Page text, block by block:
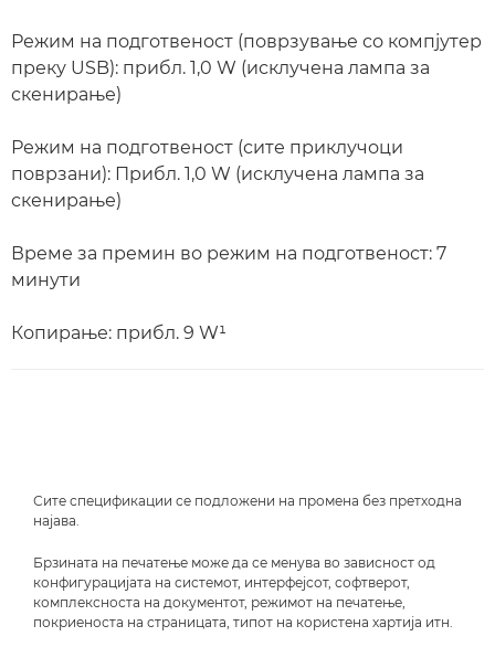
Режим на подготвеност (поврзување со компјутер
преку USB): прибл. 1,0 W (исклучена лампа за
скенирање)
Режим на подготвеност (сите приклучоци
поврзани): Прибл. 1,0 W (исклучена лампа за
скенирање)
Време за премин во режим на подготвеност: 7
минути
Копирање: прибл. 9 W¹
Сите спецификации се подложени на промена без претходна
најава.
Брзината на печатење може да се менува во зависност од
конфигурацијата на системот, интерфејсот, софтверот,
комплексноста на документот, режимот на печатење,
покриеноста на страницата, типот на користена хартија итн.